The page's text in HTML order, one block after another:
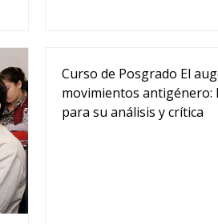
Curso de Posgrado El
movimientos antigénero:
para su análisis y crítica